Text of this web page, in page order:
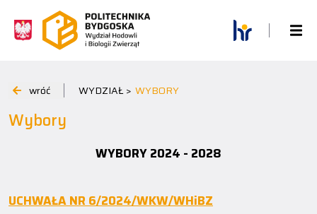
wróć WYDZIAŁ > WYBORY
Wybory
WYBORY 2024 - 2028
UCHWAŁA NR 6/2024/WKW/WHiBZ